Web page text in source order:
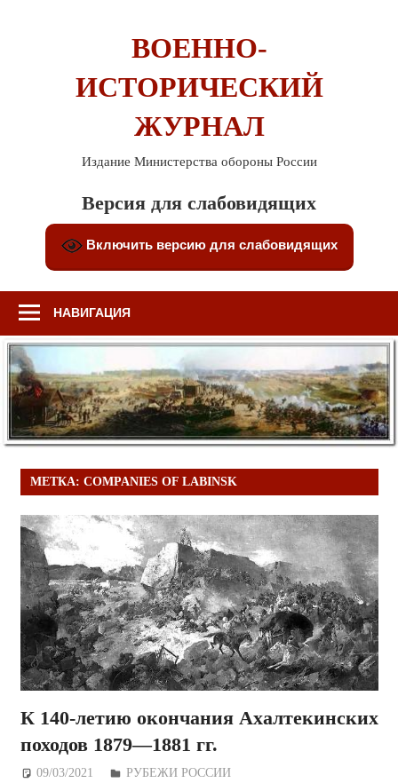
ВОЕННО-
ИСТОРИЧЕСКИЙ
ЖУРНАЛ
Издание Министерства обороны России
Версия для слабовидящих
Включить версию для слабовидящих
НАВИГАЦИЯ
МЕТКА: COMPANIES OF LABINSK
К 140-летию окончания Ахалтекинских
походов 1879—1881 гг.
09/03/2021 Дежурный по Редакции
РУБЕЖИ РОССИИ